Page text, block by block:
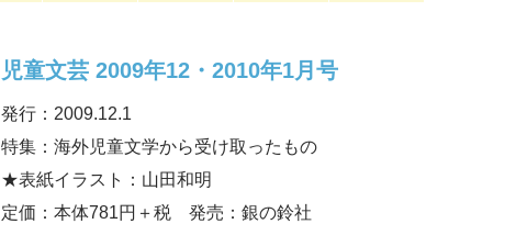
児童文芸 2009年12・2010年1月号
発行：2009.12.1
特集：海外児童文学から受け取ったもの
★表紙イラスト：山田和明
定価：本体781円＋税 発売：銀の鈴社